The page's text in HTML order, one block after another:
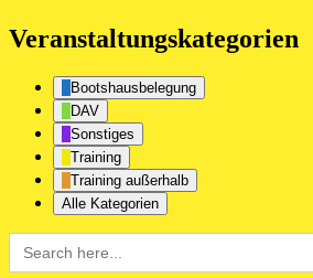
Veranstaltungskategorien
Bootshausbelegung
DAV
Sonstiges
Training
Training außerhalb
Alle Kategorien
Search
for: